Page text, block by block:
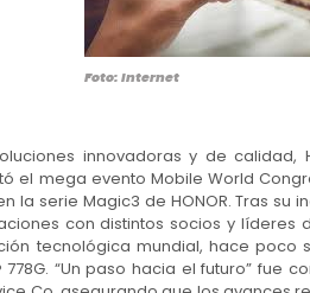
Foto: Internet
innovadoras y de
el mega evento Mobile World
la serie Magic3 de HONOR. Tras
con distintos socios y
tecnológica mundial, hace poco
“Un paso hacia el futuro” fue